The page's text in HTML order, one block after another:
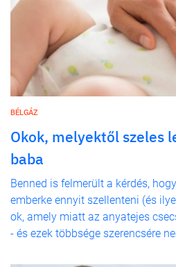
BÉLGÁZ
Okok, melyektől szeles
baba
Benned is felmerült a kérdés,
emberke ennyit szellenteni (és
ok, amely miatt az anyatejes
- és ezek többsége szerencsére